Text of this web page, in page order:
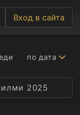
Вход в сайта
по дата
Актьор
2025